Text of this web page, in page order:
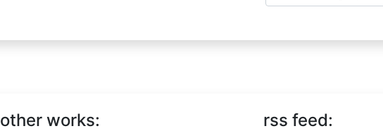
other works: rss feed: